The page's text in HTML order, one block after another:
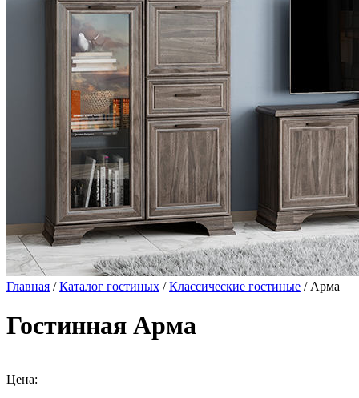
Главная /Каталог гостиных /Классические гостиные / Арма
Гостинная Арма
Цена: